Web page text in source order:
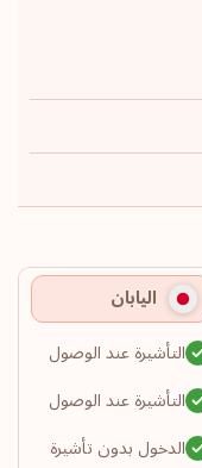
اليابان
التأشيرة عند الوصول
التأشيرة عند الوصول
الدخول بدون تأشيرة